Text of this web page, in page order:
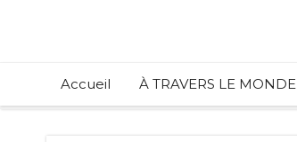
Accueil À TRAVERS LE MONDE